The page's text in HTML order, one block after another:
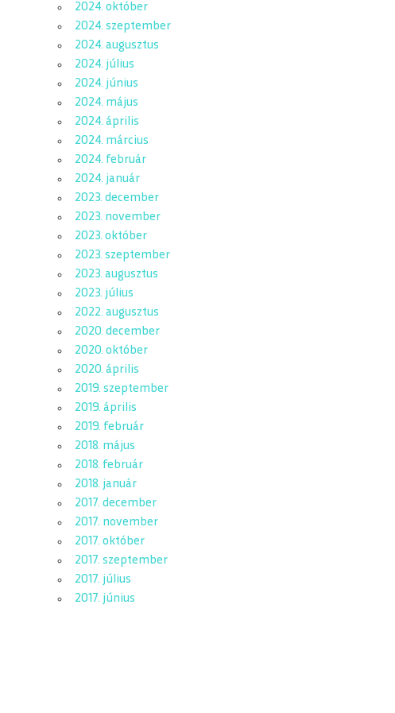
2024. október
2024. szeptember
2024. augusztus
2024. július
2024. június
2024. május
2024. április
2024. március
2024. február
2024. január
2023. december
2023. november
2023. október
2023. szeptember
2023. augusztus
2023. július
2022. augusztus
2020. december
2020. október
2020. április
2019. szeptember
2019. április
2019. február
2018. május
2018. február
2018. január
2017. december
2017. november
2017. október
2017. szeptember
2017. július
2017. június